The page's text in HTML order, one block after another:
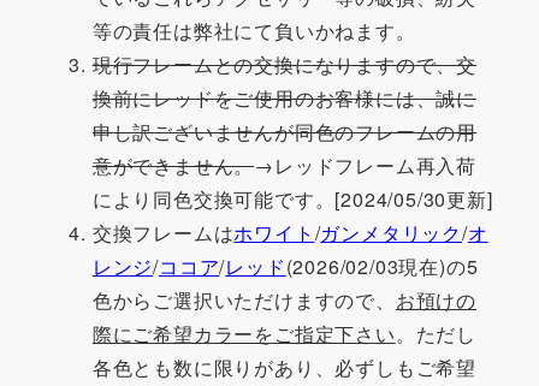
等の責任は弊社にて負いかねます。
現行フレームとの交換になりますので、交
換前にレッドをご使用のお客様には、誠に
申し訳ございませんが同色のフレームの用
意ができません。→レッドフレーム再入荷
により同色交換可能です。[2024/05/30更新]
交換フレームはホワイト /ガンメタリック/オ
レンジ/ココア/レッド(2026/02/03現在)の5
色からご選択いただけますので、 お預けの
際にご希望カラーをご指定下さい。ただし
各色とも数に限りがあり、必ずしもご希望